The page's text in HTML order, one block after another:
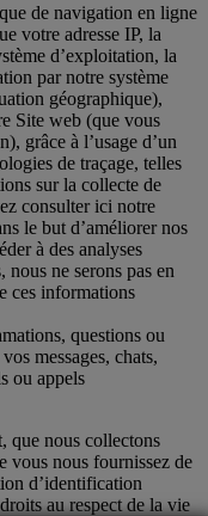
de navigation en ligne
votre adresse IP, la
d’exploitation, la
par notre système
géographique),
Site web (que vous
grâce à l’usage d’un
de traçage, telles
sur la collecte de
consulter ici notre
le but d’améliorer nos
à des analyses
nous ne serons pas en
ces informations
questions ou
messages, chats,
ou appels
que nous collectons
vous nous fournissez de
d’identification
au respect de la vie